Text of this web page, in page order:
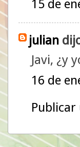
15 de
julian
Javi, ¿y
16 de